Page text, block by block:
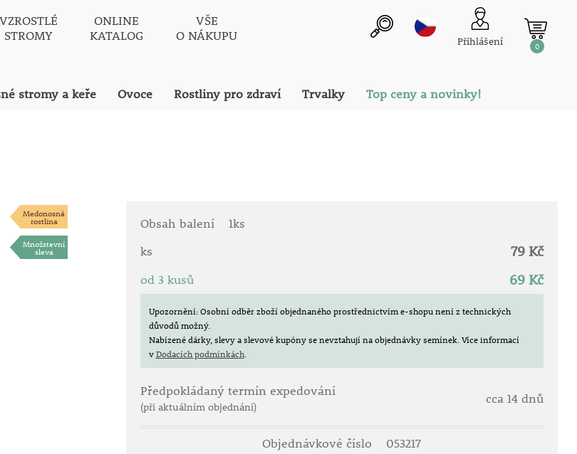
VZROSTLÉ
STROMY
ONLINE
KATALOG
VŠE
O NÁKUPU
Přihlášení 0
stromy a keře Ovoce Rostliny pro zdraví Trvalky Top ceny a novinky!
Medonosná
rostlina
Množstevní
sleva
Obsah balení
1ks
ks
79 Kč
od 3 kusů 69 Kč
Upozornění: Osobní odběr zboží objednaného prostřednictvím e-shopu není z technických
důvodů možný.
Nabízené dárky, slevy a slevové kupóny se nevztahují na objednávky semínek. Více informací
vDodacích podmínkách.
Předpokládaný termín expedování
(při aktuálním objednání)
cca 14 dnů
Objednávkové číslo 053217